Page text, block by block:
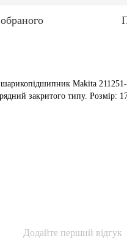
Makita
закритого типу. Розмір:
Додайте перший відгук